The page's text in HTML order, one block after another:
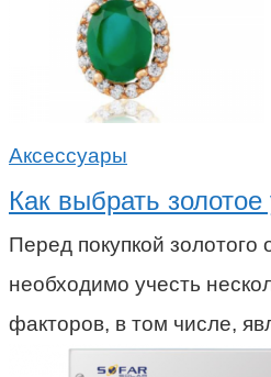
Аксессуары
Как выбрать
Перед покупкой золотого
необходимо учесть
факторов, в том числе,